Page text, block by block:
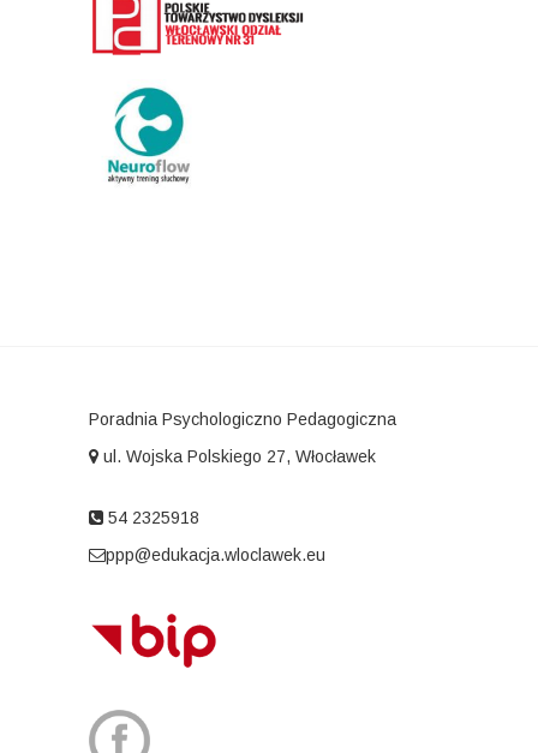
Poradnia Psychologiczno Pedagogiczna
ul. Wojska Polskiego 27, Włocławek
54 2325918
ppp@edukacja.wloclawek.eu